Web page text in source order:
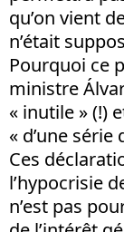
qu’on vient
n’était
Pourquoi ce
ministre
« inutile » (!)
« d’une
Ces
l’hypocrisie
n’est pas